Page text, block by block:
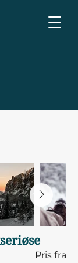
Pris fra